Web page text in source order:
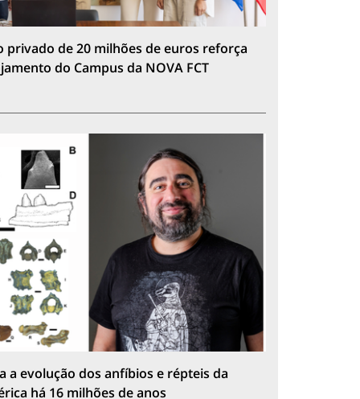
privado de 20 milhões de euros reforça
do Campus da NOVA FCT
a evolução dos anfíbios e répteis da
há 16 milhões de anos